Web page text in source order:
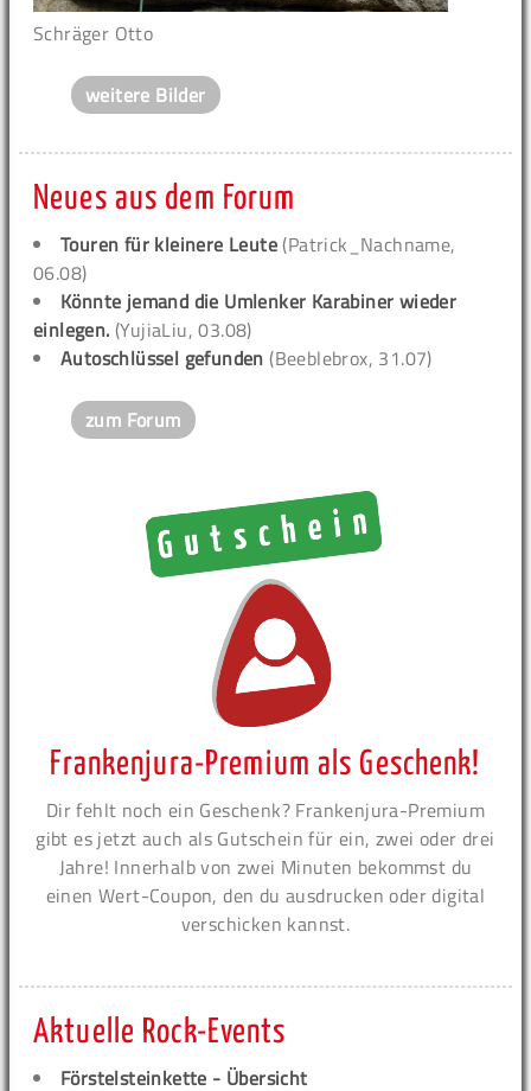
Schräger Otto
weitere Bilder
Neues aus dem Forum
Touren für kleinere Leute (Patrick_Nachname,
06.08)
Könnte jemand die Umlenker Karabiner wieder
einlegen. (YujiaLiu, 03.08)
Autoschlüssel gefunden (Beeblebrox, 31.07)
zum Forum
Frankenjura-Premium als Geschenk!
Dir fehlt noch ein Geschenk? Frankenjura-Premium
gibt es jetzt auch als Gutschein für ein, zwei oder drei
Jahre! Innerhalb von zwei Minuten bekommst du
einen Wert-Coupon, den du ausdrucken oder digital
verschicken kannst.
Aktuelle Rock-Events
Förstelsteinkette - Übersicht